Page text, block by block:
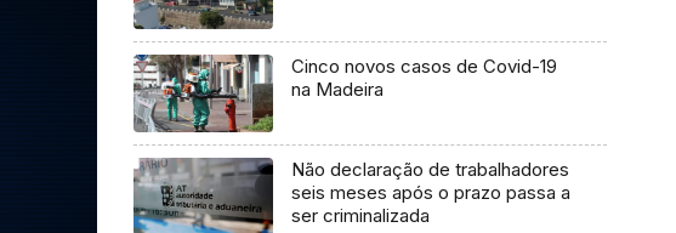
Cinco novos casos de Covid-19
na Madeira
Não declaração de trabalhadores
seis meses após o prazo passa a
ser criminalizada